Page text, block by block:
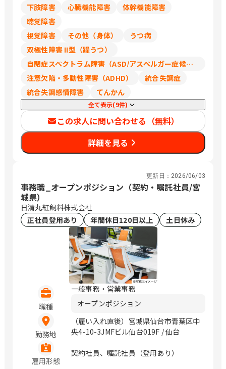
下肢障害
心臓機能障害
体幹機能障害
聴覚障害
視覚障害
その他（身体）
うつ病
双極性障害 II型（躁うつ）
自閉症スペクトラム障害（ASD/アスペルガー症候群/広汎性発達障害）
注意欠陥・多動性障害（ADHD）
統合失調症
統合失調感情障害
てんかん
全て表示(9件)
この求人に問い合わせる（無料）
詳細を見る
更新日： 2026/06/03
事務職_オープンポジション（契約・嘱託社員/宮
城県）
日清丸紅飼料株式会社
正社員登用あり
年間休日120日以上 土日休み
職種
一般事務・営業事務
オープンポジション
勤務地
（雇い入れ直後）宮城県仙台市青葉区中
央4-10-3JMFビル仙台019F / 仙台
雇用形態
契約社員、嘱託社員（登用あり）